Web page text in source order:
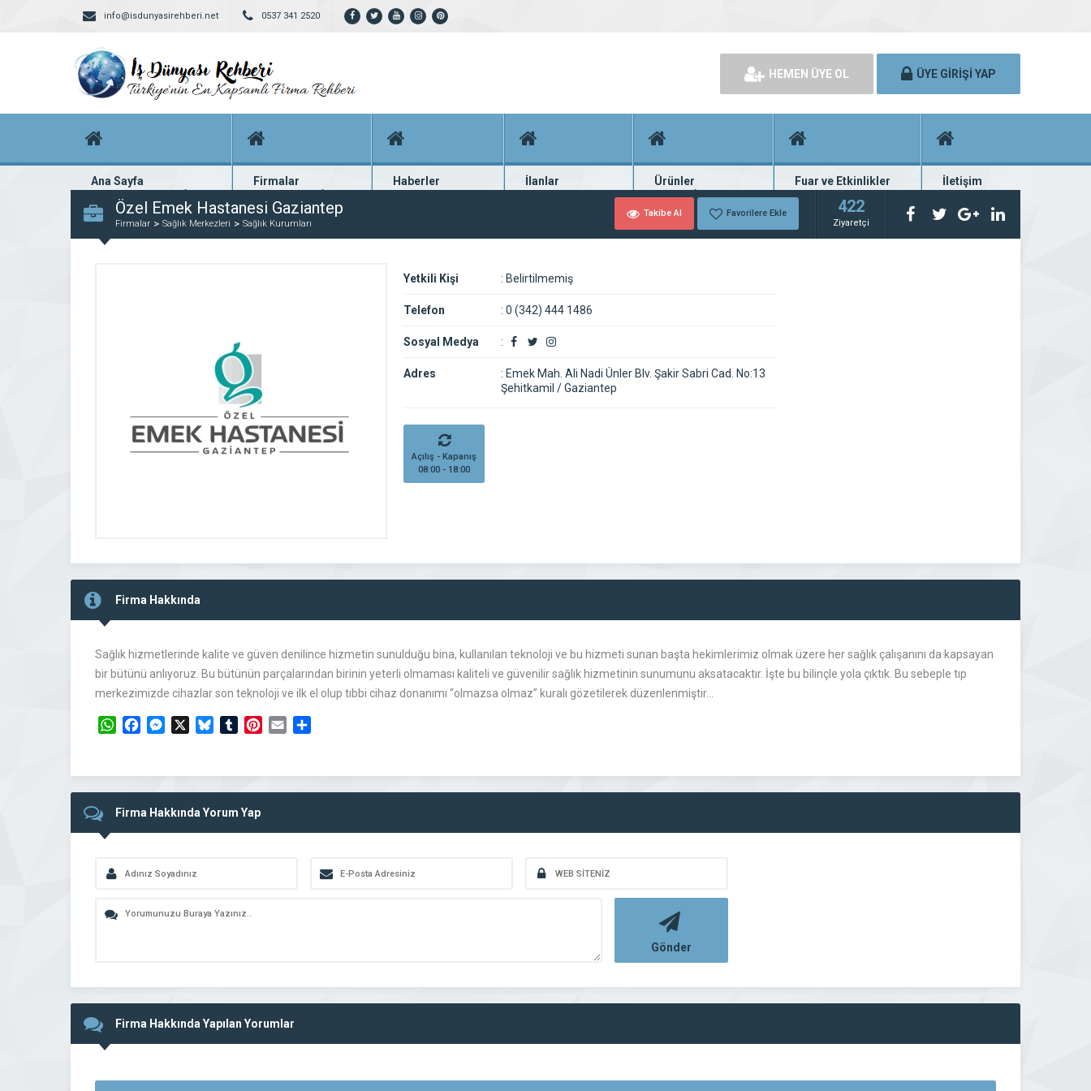
info@isdunyasirehberi.net 0537 341 2520
HEMEN ÜYE OL ÜYE GİRİŞİ YAP
Ana Sayfa
Firma rehberi ana sayfanız
Firmalar
Yüzlerce kayıtlı firma
Haberler
En güncel haberler
İlanlar
Güncel seri ilanlar
Ürünler
Binlerce firma ürünü
Fuar ve Etkinlikler
Fuar ve etkinlik planları
İletişim
Bize ulaşın
Özel Emek Hastanesi Gaziantep
Firmalar Sağlık Merkezleri Sağlık Kurumları
Takibe Al Favorilere Ekle 422
Ziyaretçi
Yetkili Kişi : Belirtilmemiş
Telefon : 0 (342) 444 1486
Sosyal Medya :
Adres : Emek Mah. Ali Nadi Ünler Blv. Şakir Sabri Cad. No:13
Şehitkamil / Gaziantep
Açılış - Kapanış
08:00 - 18:00
Firma Hakkında
Sağlık hizmetlerinde kalite ve güven denilince hizmetin sunulduğu bina, kullanılan teknoloji ve bu hizmeti sunan başta hekimlerimiz olmak üzere her sağlık çalışanını da kapsayan
bir bütünü anlıyoruz. Bu bütünün parçalarından birinin yeterli olmaması kaliteli ve güvenilir sağlık hizmetinin sunumunu aksatacaktır. İşte bu bilinçle yola çıktık. Bu sebeple tıp
merkezimizde cihazlar son teknoloji ve ilk el olup tıbbi cihaz donanımı “olmazsa olmaz” kuralı gözetilerek düzenlenmiştir…
WhatsAppFacebookMessengerBlueskyTumblrPinterest
Email
Firma Hakkında Yorum Yap
Gönder
Firma Hakkında Yapılan Yorumlar